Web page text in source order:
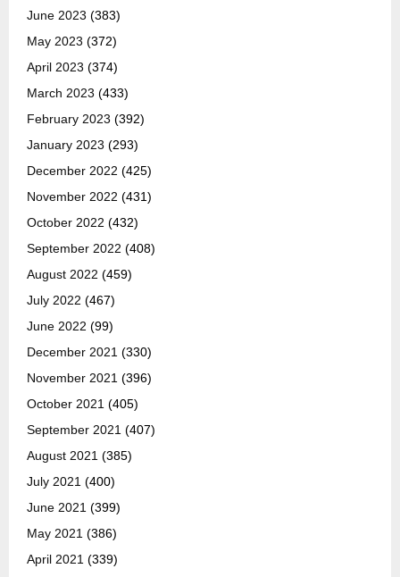
June 2023 (383)
May 2023 (372)
April 2023 (374)
March 2023 (433)
February 2023 (392)
January 2023 (293)
December 2022 (425)
November 2022 (431)
October 2022 (432)
September 2022 (408)
August 2022 (459)
July 2022 (467)
June 2022 (99)
December 2021 (330)
November 2021 (396)
October 2021 (405)
September 2021 (407)
August 2021 (385)
July 2021 (400)
June 2021 (399)
May 2021 (386)
April 2021 (339)